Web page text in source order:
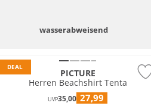
wasser­abweisend
DEAL
PICTURE
Herren Beachshirt Tenta
UVP35,00 27,99